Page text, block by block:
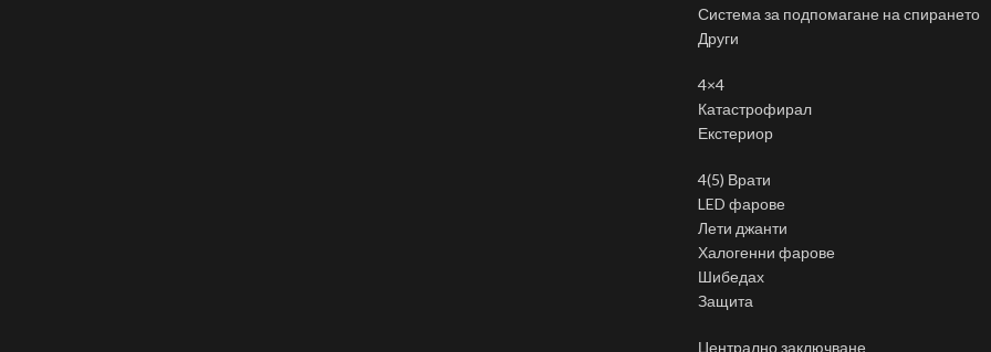
Система за подпомагане на спирането
Други
4×4
Катастрофирал
Екстериор
4(5) Врати
LED фарове
Лети джанти
Халогенни фарове
Шибедах
Защита
Централно заключване